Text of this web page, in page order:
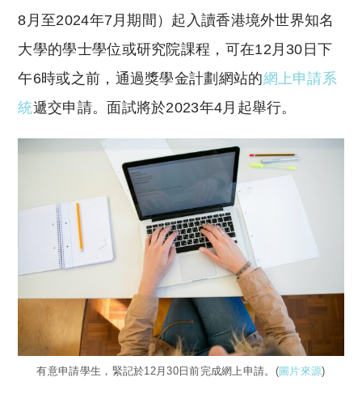
8月至2024年7月期間）起入讀香港境外世界知名
大學的學士學位或研究院課程，可在12月30日下
午6時或之前，通過獎學金計劃網站的網上申請系
統遞交申請。面試將於2023年4月起舉行。
有意申請學生，緊記於12月30日前完成網上申請。(圖片來源)